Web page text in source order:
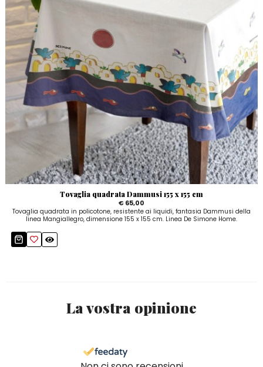
Tovaglia quadrata Dammusi 155 x 155 cm
€ 65,00
Tovaglia quadrata in policotone, resistente ai liquidi, fantasia Dammusi della
linea Mangiallegro, dimensione 155 x 155 cm. Linea De Simone Home.
La vostra opinione